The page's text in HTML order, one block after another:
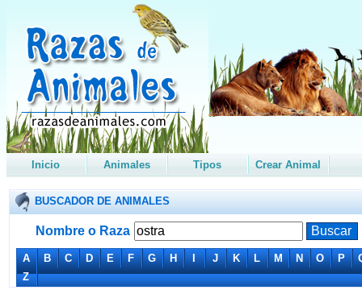
Inicio Animales Tipos Crear Animal
BUSCADOR DE ANIMALES
Nombre o Raza
A B C D E F G H I J K L M N O P
Z